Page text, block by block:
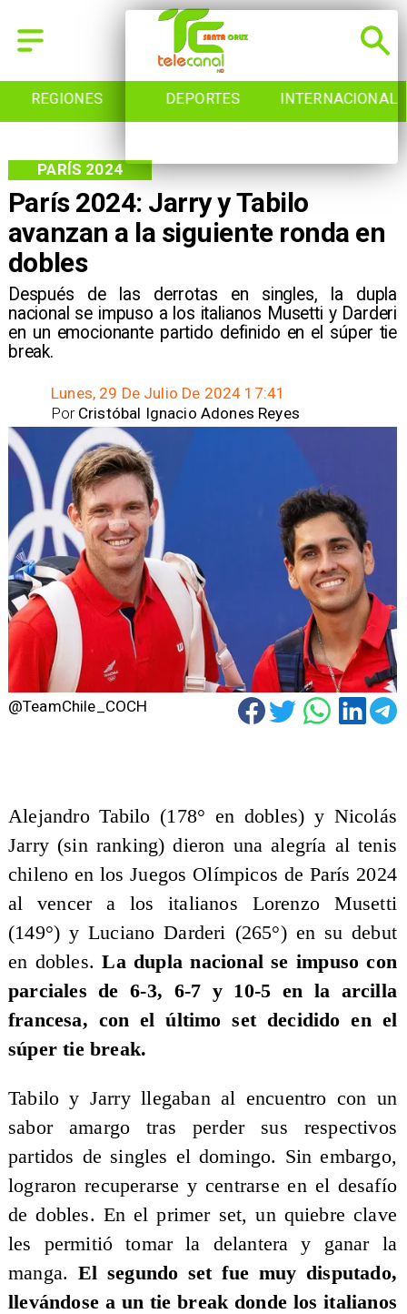
REGIONES DEPORTES INTERNACIONAL
París 2024: Jarry y Tabilo
avanzan a la siguiente ronda en
dobles
​Después de las derrotas en singles, la dupla
nacional se impuso a los italianos Musetti y Darderi
en un emocionante partido definido en el súper tie
break.
PARÍS 2024
Lunes, 29 De Julio De 2024 17:41
Cristóbal Ignacio Adones Reyes
Por
@TeamChile_COCH
Alejandro Tabilo (178° en dobles) y Nicolás
Jarry (sin ranking) dieron una alegría al tenis
chileno en los Juegos Olímpicos de París 2024
al vencer a los italianos Lorenzo Musetti
(149°) y Luciano Darderi (265°) en su debut
en dobles.La dupla nacional se impuso con
parciales de 6-3, 6-7 y 10-5 en la arcilla
francesa, con el último set decidido en el
súper tie break.
Tabilo y Jarry llegaban al encuentro con un
sabor amargo tras perder sus respectivos
partidos de singles el domingo. Sin embargo,
lograron recuperarse y centrarse en el desafío
de dobles. En el primer set, un quiebre clave
les permitió tomar la delantera y ganar la
manga. El segundo set fue muy disputado,
llevándose a un tie break donde los italianos